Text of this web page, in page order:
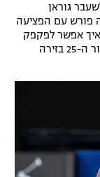
גוראן
פורש עם הפציעה
איך אפשר לפקפק
במחויבות שלו, בתשוקה שלו לקחת את המייג'ור ה-25 בזירה